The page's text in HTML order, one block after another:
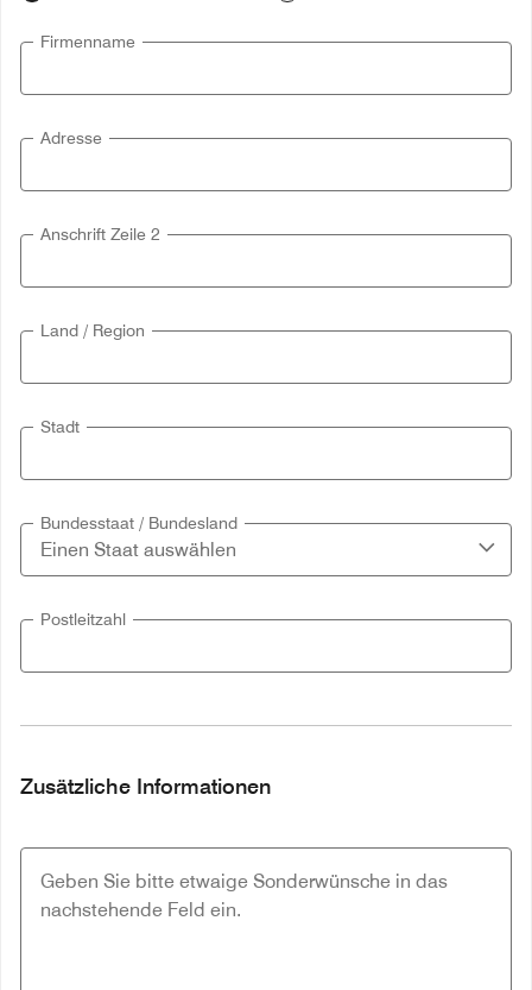
Firmenname
Adresse
Anschrift Zeile 2
Land / Region
Stadt
Bundesstaat / Bundesland
Postleitzahl
Zusätzliche Informationen